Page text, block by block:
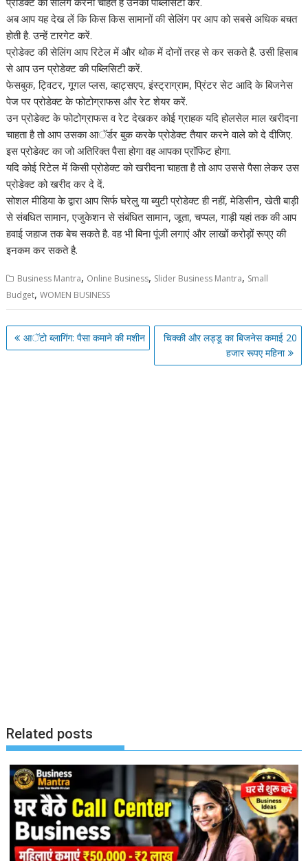
अब आप यह देख लें कि किस किस सामानों की सेलिंग पर आप को सबसे अधिक बचत
होती है. उन्हें टारगेट करें.
प्रोडेक्ट की सेलिंग आप रिटेल में और थोक में दोनों तरह से कर सकते है. उसी हिसाब
से आप उन प्रोडेक्ट की पब्लिसिटी करें.
फेसबुक, ट्विटर, गूगल प्लस, व्हाट्सएप, इंस्ट्राग्राम, प्रिंटर सेट आदि के बिजनेस
पेज पर प्रोडेक्ट के फोटोग्राफस और रेट शेयर करें.
उन प्रोडेक्ट के फोटोग्राफस व रेट देखकर कोई ग्राहक यदि होलसेल माल खरीदना
चाहता है तो आप उसका आॅर्डर बुक करके प्रोडेक्ट तैयार करने वाले को दे दीजिए.
इस प्रोडेक्ट का जो अतिरिक्त पैसा होगा वह आपका प्राॅफिट होगा.
यदि कोई रिटेल में किसी प्रोडेक्ट को खरीदना चाहता है तो आप उससे पैसा लेकर उस
प्रोडेक्ट को खरीद कर दे दें.
सोशल मीडिया के द्वारा आप सिर्फ घरेलु या ब्युटी प्रोडेक्ट ही नहीं, मेडिसीन, खेती बाड़ी
से संबधित सामान, एजुकेशन से संबंधित सामान, जूता, चप्पल, गाड़ी यहां तक की आप
हवाई जहाज तक बेच सकते है. वह भी बिना पूंजी लगाएं और लाखों करोड़ों रूप्ए की
इनकम कर सकते है.
Business Mantra, Online Business, Slider Business Mantra, Small
Budget,WOMEN BUSINESS
Post
navigation
आॅटो ब्लागिंग: पैसा कमाने की मशीन
चिक्की और लड्डू का बिजनेस कमाई 20
हजार रूपए महिना
Related posts